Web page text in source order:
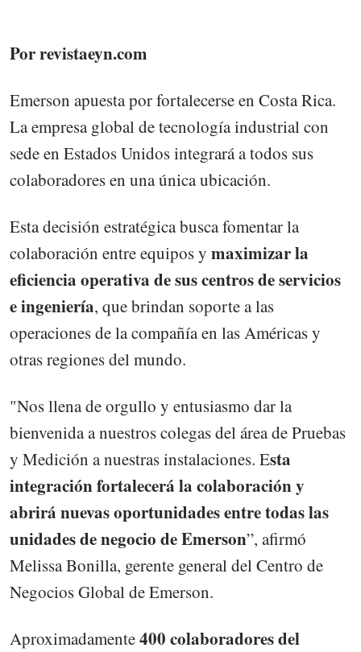
Por revistaeyn.com
Emerson apuesta por fortalecerse en Costa Rica.
La empresa global de tecnología industrial con
sede en Estados Unidos integrará a todos sus
colaboradores en una única ubicación.
Esta decisión estratégica busca fomentar la
colaboración entre equipos y maximizar la
eficiencia operativa de sus centros de servicios
e ingeniería, que brindan soporte a las
operaciones de la compañía en las Américas y
otras regiones del mundo.
"Nos llena de orgullo y entusiasmo dar la
bienvenida a nuestros colegas del área de Pruebas
y Medición a nuestras instalaciones. Esta
integración fortalecerá la colaboración y
abrirá nuevas oportunidades entre todas las
unidades de negocio de Emerson”, afirmó
Melissa Bonilla, gerente general del Centro de
Negocios Global de Emerson.
Aproximadamente400 colaboradores del